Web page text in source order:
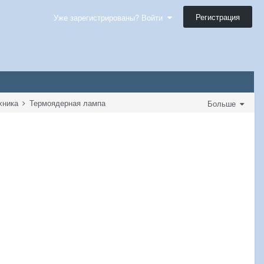
Уже зарегистрированы? Войти Регистрация
Больше
Термоядерная лампа